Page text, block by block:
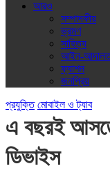
আরও
সম্পাদকীয়
ভ্রমণ
সাহিত্য
আইন-
ফ্যাশন
জনপ্রিয়
প্রযুক্তি মোবাইল ও ট্যাব
এ বছরই
ডিভাইস